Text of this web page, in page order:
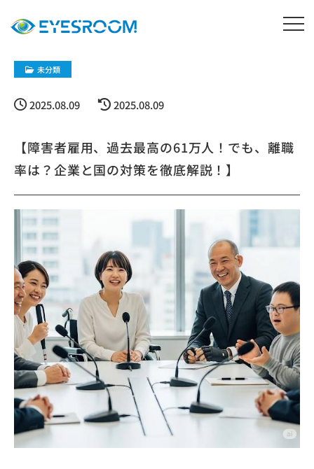
未分類
2025.08.09 2025.08.09
【障害者雇用、過去最高の61万人！でも、離職
率は？企業と国の対策を徹底解説！】